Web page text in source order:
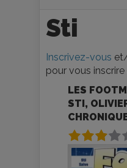
Sti
Inscrivez-vous
pour vous
LES
STI,